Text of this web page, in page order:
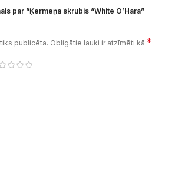
par “Ķermeņa skrubis “White O’Hara”
publicēta. Obligātie lauki ir atzīmēti kā *